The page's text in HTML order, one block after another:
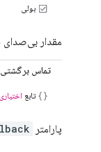
بولی
مقدار
تماس برگشتی
تابع اختیاری
پارامتر